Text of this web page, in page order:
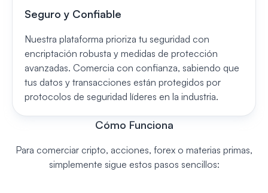
Seguro y Confiable
Nuestra plataforma prioriza tu seguridad con
encriptación robusta y medidas de protección
avanzadas. Comercia con confianza, sabiendo que
tus datos y transacciones están protegidos por
protocolos de seguridad líderes en la industria.
Cómo Funciona
Para comerciar cripto, acciones, forex o materias primas,
simplemente sigue estos pasos sencillos: